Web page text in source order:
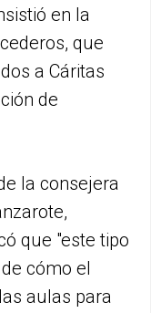
en la
que
a Cáritas
de
la consejera
que "este tipo
cómo el
aulas para